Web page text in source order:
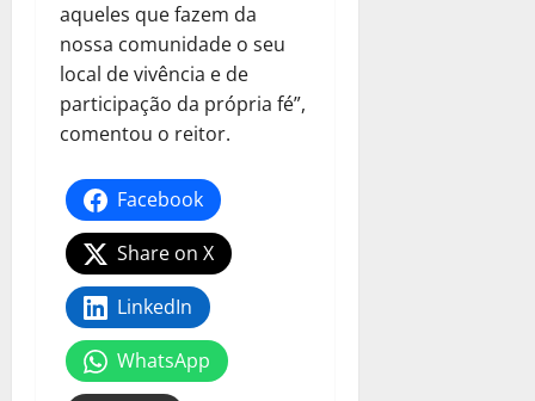
aqueles que fazem da
nossa comunidade o seu
local de vivência e de
participação da própria fé”,
comentou o reitor.
Facebook
Share on X
LinkedIn
WhatsApp